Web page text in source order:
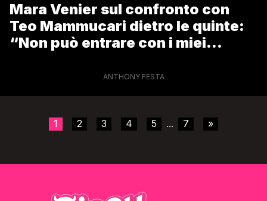
Mara Venier sul confronto con
Teo Mammucari dietro le quinte:
“Non può entrare con i miei
ANTHONY FESTA
1 2 3 4 5 ... 7 »